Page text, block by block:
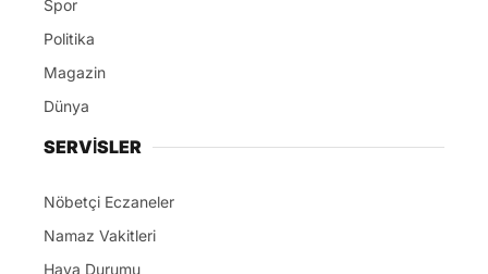
Spor
Politika
Magazin
Dünya
SERVİSLER
Nöbetçi Eczaneler
Namaz Vakitleri
Hava Durumu